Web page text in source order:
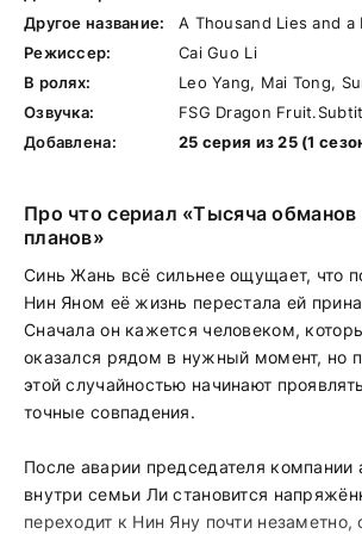
Другое название:
A Thousand Lies and a
Режиссер:
Cai Guo Li
В ролях:
Leo Yang, Mai Tong,
Озвучка:
FSG Dragon
Добавлена:
25 серия из 25 (1
Про что сериал «Тысяча обманов
планов»
Синь Жань всё сильнее ощущает, что
Нин Яном её жизнь перестала ей
Сначала он кажется человеком,
оказался рядом в нужный момент, но
этой случайностью начинают
точные совпадения.
После аварии председателя компании
внутри семьи Ли становится
переходит к Нин Яну почти незаметно,